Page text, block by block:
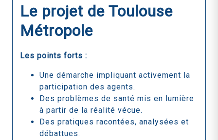
Le projet de Toulouse
Métropole
Les points forts :
Une démarche impliquant activement la
participation des agents.
Des problèmes de santé mis en lumière
à partir de la réalité vécue.
Des pratiques racontées, analysées et
débattues.